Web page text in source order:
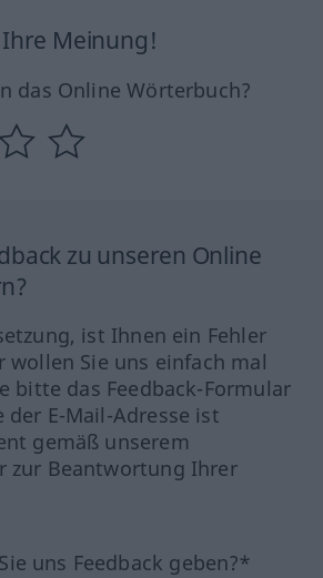
Ihre Meinung!
das Online Wörterbuch?
zu unseren Online
ist Ihnen ein Fehler
wollen Sie uns einfach mal
bitte das Feedback-Formular
der E-Mail-Adresse ist
gemäß unserem
zur Beantwortung Ihrer
uns Feedback geben?*